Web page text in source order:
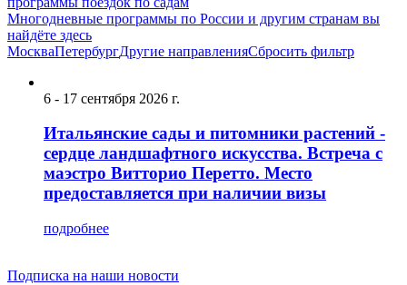
Многодневные программы по России и другим странам вы
найдёте здесь
МоскваПетербургДругие направленияСбросить фильтр
6 - 17 сентября 2026 г.
Итальянские сады и питомники растений -
сердце ландшафтного искусства. Встреча с
маэстро Витторио Перетто. Место
предоставляется при наличии визы
подробнее
Подписка на наши новости